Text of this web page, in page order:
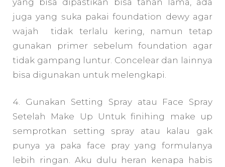
juga yang suka pakai foundation dewy agar
wajah tidak terlalu kering, namun tetap
gunakan primer sebelum foundation agar
tidak gampang luntur. Concelear dan lainnya
bisa digunakan untuk melengkapi.
4. Gunakan Setting Spray atau Face Spray
Setelah Make Up Untuk finihing make up
semprotkan setting spray atau kalau gak
punya ya paka face pray yang formulanya
lebih ringan. Aku dulu heran kenapa habis